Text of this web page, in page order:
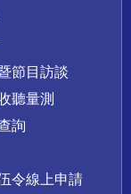
節目訪談
聽量測
詢
令線上申請